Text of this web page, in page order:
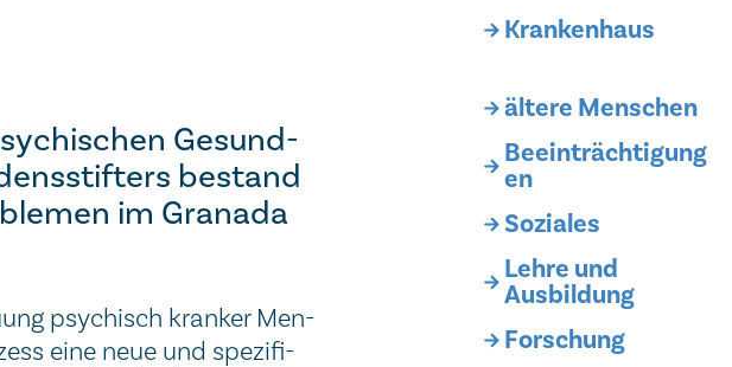
Ge­sund­
be­stand
im Gra­na­da
psy­chisch kran­ker Men­
eine neue und spe­zi­fi­
Krankenhaus
ältere Menschen
Beeinträchtigung
en
Soziales
Lehre und
Ausbildung
Forschung